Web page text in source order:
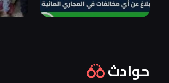
حوادث